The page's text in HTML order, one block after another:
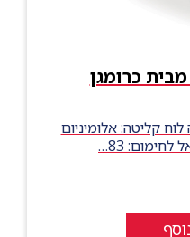
לוח קליטה: אלומיניום
83…